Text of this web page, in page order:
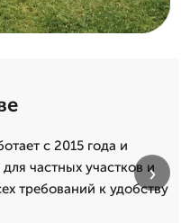
с 2015 года и
частных участков и
требований к удобству
›